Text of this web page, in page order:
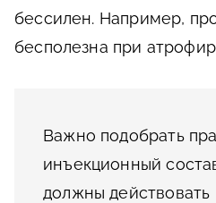
бессилен. Например,
бесполезна при
Важно подобрать
инъекционный
должны действовать